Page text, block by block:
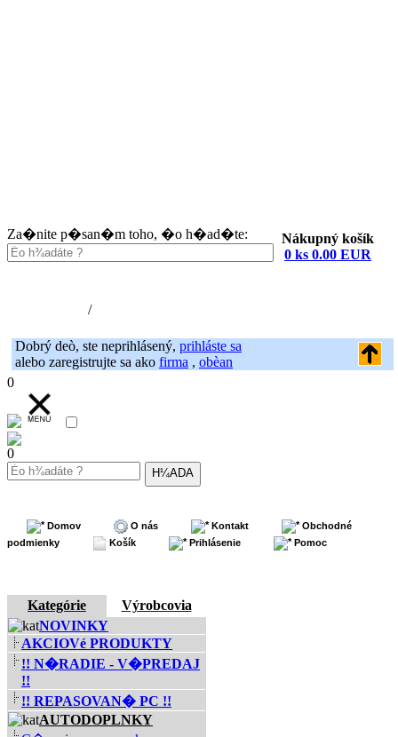
Za�nite p�san�m toho, �o h�ad�te:
Nákupný košík
0 ks 0.00 EUR
/
Dobrý deò, ste neprihlásený, prihláste sa
alebo zaregistrujte sa ako firma , obèan
0
0
Domov O nás Kontakt
Obchodné
podmienky
Košík Prihlásenie Pomoc
Kategórie
Výrobcovia
NOVINKY
AKCIOVé PRODUKTY
!! N�RADIE - V�PREDAJ
!!
!! REPASOVAN� PC !!
AUTODOPLNKY